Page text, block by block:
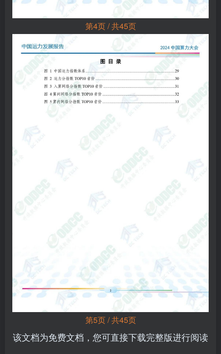
第4页 / 共45页
第5页 / 共45页
该文档为免费文档，您可直接下载完整版进行阅读